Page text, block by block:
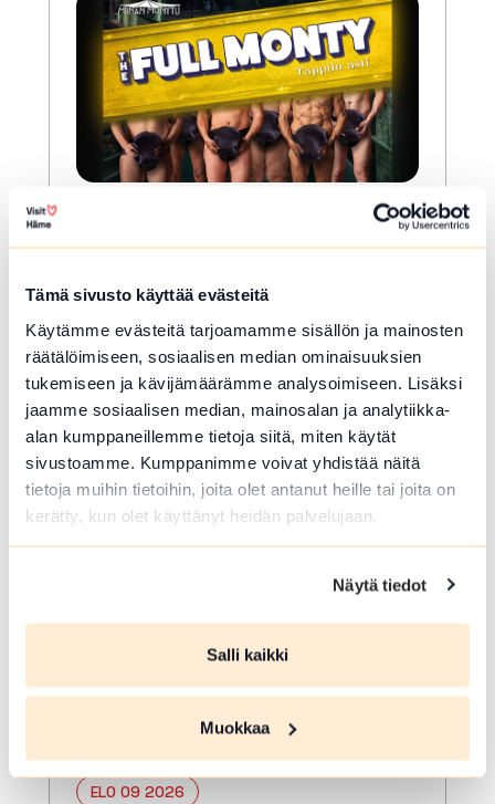
Tämä sivusto käyttää evästeitä
Käytämme evästeitä tarjoamamme sisällön ja mainosten
räätälöimiseen, sosiaalisen median ominaisuuksien
tukemiseen ja kävijämäärämme analysoimiseen. Lisäksi
jaamme sosiaalisen median, mainosalan ja analytiikka-
alan kumppaneillemme tietoja siitä, miten käytät
sivustoamme. Kumppanimme voivat yhdistää näitä
tietoja muihin tietoihin, joita olet antanut heille tai joita on
kerätty, kun olet käyttänyt heidän palvelujaan.
Näytä tiedot
Salli kaikki
Muokkaa
asti
Hausjärvi
The Full Monty - tappiin asti on hulvaton
ja lämminhenkinen komedia joukosta
tavallisia ihmisiä, jotka päätyvät
epätavalliseen, ja takuulla...
Lue lisää tapahtumasta The Full Monty – tappiin
ELO 09 2026